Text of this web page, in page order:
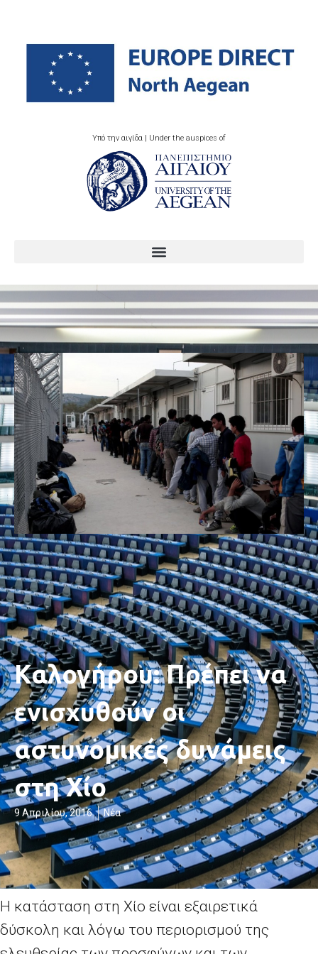
Υπό την αιγίδα | Under the auspices of
Καλογήρου: Πρέπει να
ενισχυθούν οι
αστυνομικές δυνάμεις
στη Χίο
9 Απριλίου, 2016 Νέα
Η κατάσταση στη Χίο είναι εξαιρετικά
δύσκολη και λόγω του περιορισμού της